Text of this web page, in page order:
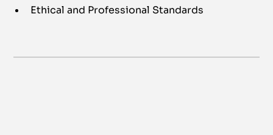
Ethical and Professional Standards